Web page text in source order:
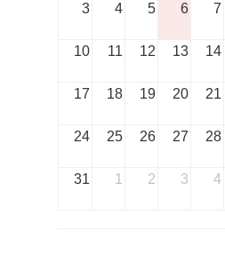
3 4 5 6 7
10 11 12 13 14
17 18 19 20 21
24 25 26 27 28
31 1 2 3 4